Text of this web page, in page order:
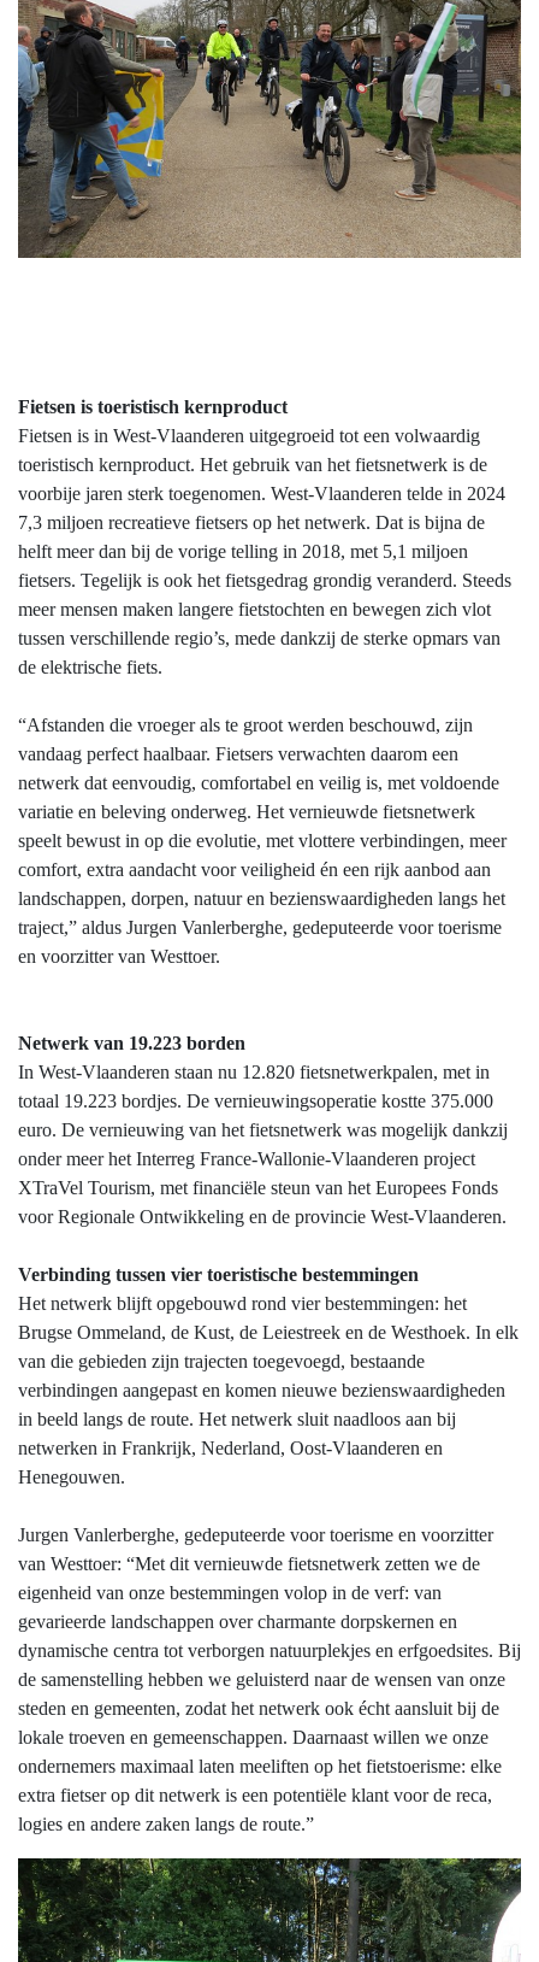
Fietsen is toeristisch kernproduct
Fietsen is in West‑Vlaanderen uitgegroeid tot een volwaardig
toeristisch kernproduct. Het gebruik van het fietsnetwerk is de
voorbije jaren sterk toegenomen. West-Vlaanderen telde in 2024
7,3 miljoen recreatieve fietsers op het netwerk. Dat is bijna de
helft meer dan bij de vorige telling in 2018, met 5,1 miljoen
fietsers. Tegelijk is ook het fietsgedrag grondig veranderd. Steeds
meer mensen maken langere fietstochten en bewegen zich vlot
tussen verschillende regio’s, mede dankzij de sterke opmars van
de elektrische fiets.
“Afstanden die vroeger als te groot werden beschouwd, zijn
vandaag perfect haalbaar. Fietsers verwachten daarom een
netwerk dat eenvoudig, comfortabel en veilig is, met voldoende
variatie en beleving onderweg. Het vernieuwde fietsnetwerk
speelt bewust in op die evolutie, met vlottere verbindingen, meer
comfort, extra aandacht voor veiligheid én een rijk aanbod aan
landschappen, dorpen, natuur en bezienswaardigheden langs het
traject,” aldus Jurgen Vanlerberghe, gedeputeerde voor toerisme
en voorzitter van Westtoer.
Netwerk van 19.223 borden
In West-Vlaanderen staan nu 12.820 fietsnetwerkpalen, met in
totaal 19.223 bordjes. De vernieuwingsoperatie kostte 375.000
euro. De vernieuwing van het fietsnetwerk was mogelijk dankzij
onder meer het Interreg France-Wallonie-Vlaanderen project
XTraVel Tourism, met financiële steun van het Europees Fonds
voor Regionale Ontwikkeling en de provincie West-Vlaanderen.
Verbinding tussen vier toeristische bestemmingen
Het netwerk blijft opgebouwd rond vier bestemmingen: het
Brugse Ommeland, de Kust, de Leiestreek en de Westhoek. In elk
van die gebieden zijn trajecten toegevoegd, bestaande
verbindingen aangepast en komen nieuwe bezienswaardigheden
in beeld langs de route. Het netwerk sluit naadloos aan bij
netwerken in Frankrijk, Nederland, Oost-Vlaanderen en
Henegouwen.
Jurgen Vanlerberghe, gedeputeerde voor toerisme en voorzitter
van Westtoer: “Met dit vernieuwde fietsnetwerk zetten we de
eigenheid van onze bestemmingen volop in de verf: van
gevarieerde landschappen over charmante dorpskernen en
dynamische centra tot verborgen natuurplekjes en erfgoedsites. Bij
de samenstelling hebben we geluisterd naar de wensen van onze
steden en gemeenten, zodat het netwerk ook écht aansluit bij de
lokale troeven en gemeenschappen. Daarnaast willen we onze
ondernemers maximaal laten meeliften op het fietstoerisme: elke
extra fietser op dit netwerk is een potentiële klant voor de reca,
logies en andere zaken langs de route.”